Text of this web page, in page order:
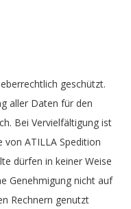
geschützt.
aller Daten für den
Bei Vervielfältigung ist
von ATILLA Spedition
dürfen in keiner Weise
Genehmigung nicht auf
Rechnern genutzt